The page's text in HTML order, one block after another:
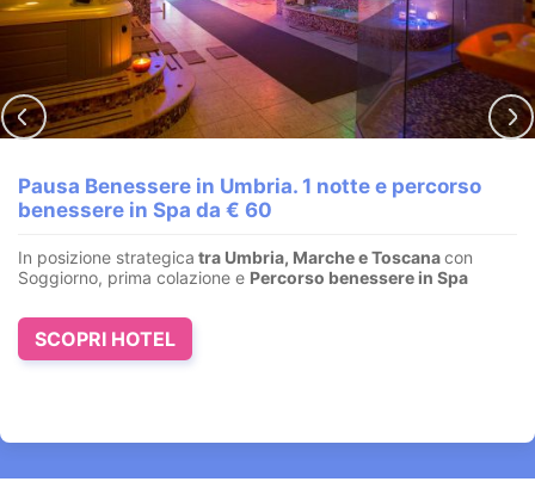
Pausa benessere con le Terme di Saturnia
persone nel parco termale di Saturnia Spa & Golf, che ...
SCOPRI HOTEL